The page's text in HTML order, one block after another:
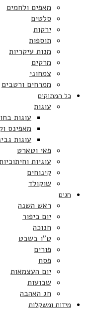
מאפים ולחמים
סלטים
ירקות
תוספות
מנות עיקריות
מרקים
צמחוני
ממרחים ורטבים
כל המתוקים
עוגות
עוגות
מאפינס
עוגות
פאי וטארט
עוגיות
קינוחים
שוקולד
חגים
ראש השנה
יום כיפור
חנוכה
ט”ו בשבט
פורים
פסח
יום העצמאות
שבועות
חג האהבה
מידות ומשקלות